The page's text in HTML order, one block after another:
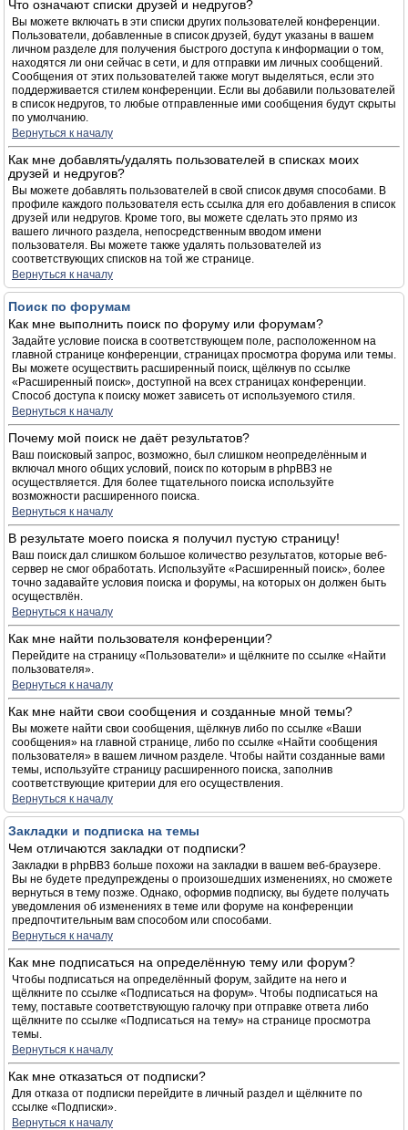
Что означают списки друзей и недругов?
Вы можете включать в эти списки других пользователей конференции.
Пользователи, добавленные в список друзей, будут указаны в вашем
личном разделе для получения быстрого доступа к информации о том,
находятся ли они сейчас в сети, и для отправки им личных сообщений.
Сообщения от этих пользователей также могут выделяться, если это
поддерживается стилем конференции. Если вы добавили пользователей
в список недругов, то любые отправленные ими сообщения будут скрыты
по умолчанию.
Вернуться к началу
Как мне добавлять/удалять пользователей в списках моих
друзей и недругов?
Вы можете добавлять пользователей в свой список двумя способами. В
профиле каждого пользователя есть ссылка для его добавления в список
друзей или недругов. Кроме того, вы можете сделать это прямо из
вашего личного раздела, непосредственным вводом имени
пользователя. Вы можете также удалять пользователей из
соответствующих списков на той же странице.
Вернуться к началу
Поиск по форумам
Как мне выполнить поиск по форуму или форумам?
Задайте условие поиска в соответствующем поле, расположенном на
главной странице конференции, страницах просмотра форума или темы.
Вы можете осуществить расширенный поиск, щёлкнув по ссылке
«Расширенный поиск», доступной на всех страницах конференции.
Способ доступа к поиску может зависеть от используемого стиля.
Вернуться к началу
Почему мой поиск не даёт результатов?
Ваш поисковый запрос, возможно, был слишком неопределённым и
включал много общих условий, поиск по которым в phpBB3 не
осуществляется. Для более тщательного поиска используйте
возможности расширенного поиска.
Вернуться к началу
В результате моего поиска я получил пустую страницу!
Ваш поиск дал слишком большое количество результатов, которые веб-
сервер не смог обработать. Используйте «Расширенный поиск», более
точно задавайте условия поиска и форумы, на которых он должен быть
осуществлён.
Вернуться к началу
Как мне найти пользователя конференции?
Перейдите на страницу «Пользователи» и щёлкните по ссылке «Найти
пользователя».
Вернуться к началу
Как мне найти свои сообщения и созданные мной темы?
Вы можете найти свои сообщения, щёлкнув либо по ссылке «Ваши
сообщения» на главной странице, либо по ссылке «Найти сообщения
пользователя» в вашем личном разделе. Чтобы найти созданные вами
темы, используйте страницу расширенного поиска, заполнив
соответствующие критерии для его осуществления.
Вернуться к началу
Закладки и подписка на темы
Чем отличаются закладки от подписки?
Закладки в phpBB3 больше похожи на закладки в вашем веб-браузере.
Вы не будете предупреждены о произошедших изменениях, но сможете
вернуться в тему позже. Однако, оформив подписку, вы будете получать
уведомления об изменениях в теме или форуме на конференции
предпочтительным вам способом или способами.
Вернуться к началу
Как мне подписаться на определённую тему или форум?
Чтобы подписаться на определённый форум, зайдите на него и
щёлкните по ссылке «Подписаться на форум». Чтобы подписаться на
тему, поставьте соответствующую галочку при отправке ответа либо
щёлкните по ссылке «Подписаться на тему» на странице просмотра
темы.
Вернуться к началу
Как мне отказаться от подписки?
Для отказа от подписки перейдите в личный раздел и щёлкните по
ссылке «Подписки».
Вернуться к началу